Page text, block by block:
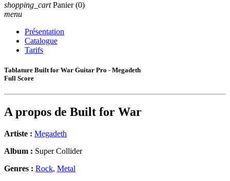
shopping_cart Panier (0)
menu
Présentation
Catalogue
Tarifs
Tablature Built for War Guitar Pro - Megadeth
Full Score
A propos de Built for War
Artiste : Megadeth
Album : Super Collider
Genres : Rock, Metal